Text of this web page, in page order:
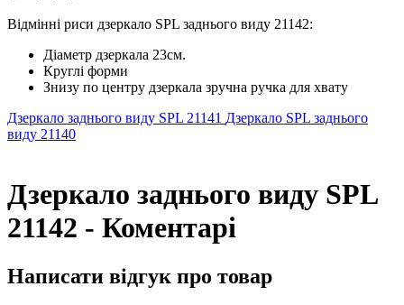
Відмінні риси дзеркало SPL заднього виду 21142:
Діаметр дзеркала 23см.
Круглі форми
Знизу по центру дзеркала зручна ручка для хвату
Дзеркало заднього виду SPL 21141 Дзеркало SPL заднього
виду 21140
Дзеркало заднього виду SPL
21142 - Коментарі
Написати відгук про товар